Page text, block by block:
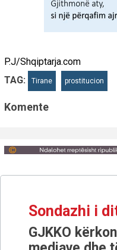
P.J/Shqiptarja.com
TAG:
Tirane prostitucion
Komente
Sondazhi i
GJKKO